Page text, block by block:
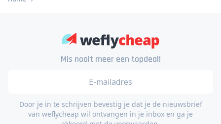
categorieën: vanstedentrips en pakketreizen tot
wintersportvakanties en verre zonvakanties. Jouw
droomreis zit er vast tussen!
Home